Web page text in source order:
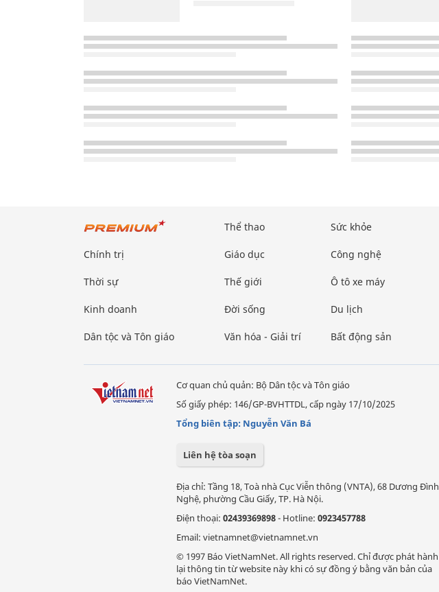
Chính trị
Thời sự
Kinh doanh
Dân tộc và Tôn giáo
Thể thao
Giáo dục
Thế giới
Đời sống
Văn hóa - Giải trí
Sức khỏe
Công nghệ
Ô tô xe máy
Du lịch
Bất động sản
Cơ quan chủ quản: Bộ Dân tộc và Tôn giáo
Số giấy phép: 146/GP-BVHTTDL, cấp ngày 17/10/2025
Tổng biên tập: Nguyễn Văn Bá
Liên hệ tòa soạn
Địa chỉ: Tầng 18, Toà nhà Cục Viễn thông (VNTA), 68 Dương Đình
Nghệ, phường Cầu Giấy, TP. Hà Nội.
Điện thoại: 02439369898- Hotline: 0923457788
Email: vietnamnet@vietnamnet.vn
© 1997 Báo VietNamNet. All rights reserved. Chỉ được phát hành
lại thông tin từ website này khi có sự đồng ý bằng văn bản của
báo VietNamNet.